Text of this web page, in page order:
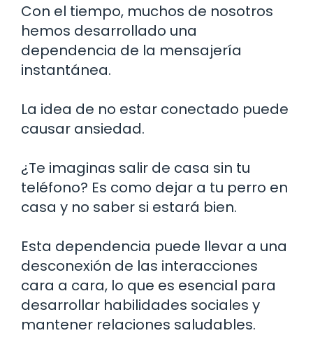
Con el tiempo, muchos de nosotros
hemos desarrollado una
dependencia de la mensajería
instantánea.
La idea de no estar conectado puede
causar ansiedad.
¿Te imaginas salir de casa sin tu
teléfono? Es como dejar a tu perro en
casa y no saber si estará bien.
Esta dependencia puede llevar a una
desconexión de las interacciones
cara a cara, lo que es esencial para
desarrollar habilidades sociales y
mantener relaciones saludables.